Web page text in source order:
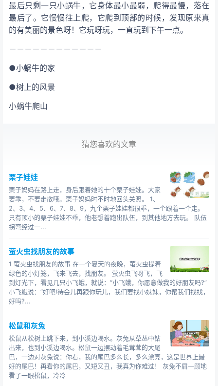
最后只剩一只小蜗牛，它身体最小最弱，爬得最慢，落在
最后了。它慢慢往上爬，它爬到顶部的时候，发现原来真
的有美丽的景色呀！它玩呀玩，一直玩到下午一点。
－－－－－－－－－－－－
●小蜗牛的家
●树上的风景
小蜗牛爬山
猜您喜欢的文章
栗子娃娃
栗子妈妈在路上走，身后跟着她的十个栗子娃娃。大家
要乖，不要走散哦。栗子妈妈时不时地回头关照。 1、
2、3、4、5、6、7、8、9，九个栗子娃娃都很乖，一个跟着一个走。
只有顶小的栗子娃娃不乖，他老想着跑出队伍，到其他地方去玩。 队伍
拐弯经过一...
萤火虫找朋友的故事
1 萤火虫找朋友的故事 在一个夏天的夜晚，萤火虫提着
绿色的小灯笼，飞来飞去，找朋友。 萤火虫飞呀飞，飞
到灯光下，看见几只小飞蛾，就说：“小飞蛾，你愿意做我的好朋友吗?”
小飞蛾说：“好吧!待会儿再跟你玩儿，我们要找小妹妹，你帮我们找找，
好吗?...
松鼠和灰兔
松鼠从松树上跳下来，到小溪边喝水。灰兔从草丛中钻
出来，也到小溪边喝水。松鼠一边摆动着毛茸茸的大尾
巴，一边对灰兔说：你看，我的尾巴多么长，多么漂亮，这是世界上最
好的尾巴！再看你的尾巴，又短又丑，我真为你难过！ 灰兔不屑一顾地
看了一眼松鼠，冷冷